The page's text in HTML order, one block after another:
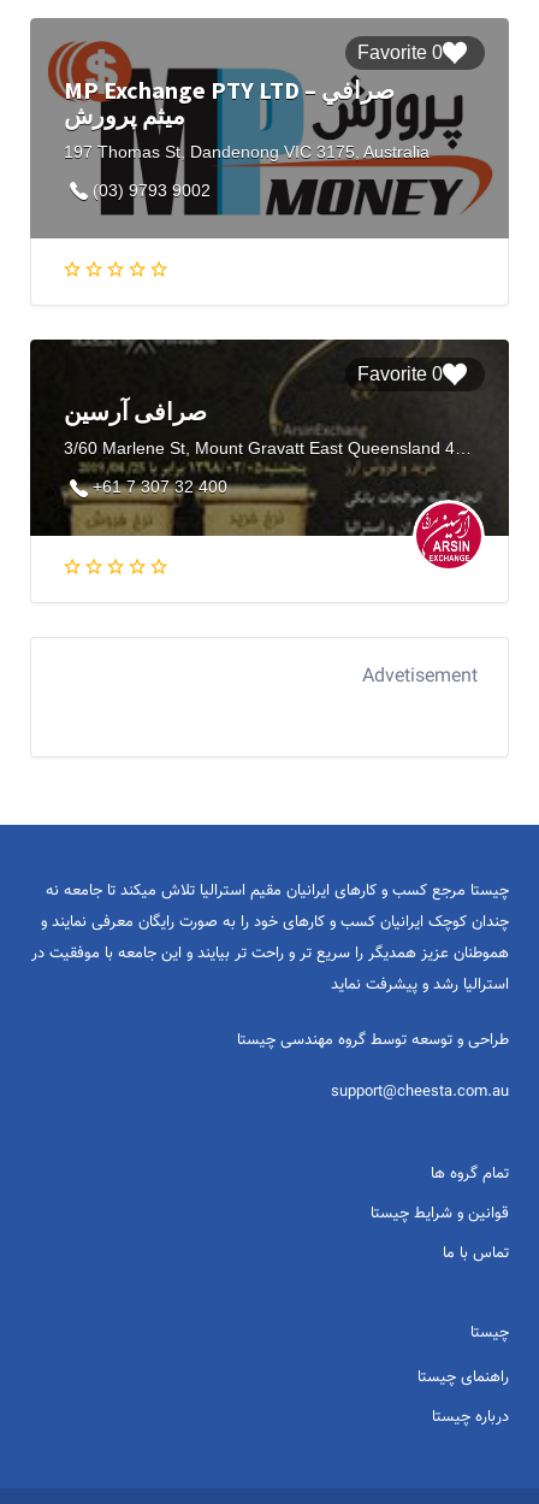
0 Favorite
MP Exchange PTY LTD – صرافي
میثم پرورش
197 Thomas St, Dandenong VIC 3175, Australia
(03) 9793 9002
0 Favorite
صرافی آرسین
3/60 Marlene St, Mount Gravatt East Queensland 4122, Australia
+61 7 307 32 400
Advetisement
چیستا مرجع کسب و کارهای ایرانیان مقیم استرالیا تلاش میکند تا جامعه نه
چندان کوچک ایرانیان کسب و کارهای خود را به صورت رایگان معرفی نمایند و
هموطنان عزیز همدیگر را سریع تر و راحت تر بیایند و این جامعه با موفقیت در
استرالیا رشد و پیشرفت نماید
طراحی و توسعه توسط گروه مهندسی چیستا
support@cheesta.com.au
تمام گروه ها
قوانین و شرایط چیستا
تماس با ما
چیستا
راهنمای چیستا
درباره چیستا